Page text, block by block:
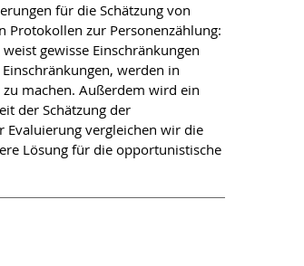
für die Schätzung von
Protokollen zur Personenzählung:
gewisse Einschränkungen
werden in
machen. Außerdem wird ein
der Schätzung der
Evaluierung vergleichen wir die
Lösung für die opportunistische